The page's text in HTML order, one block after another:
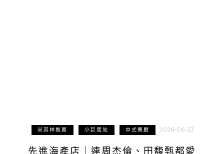
米其林推薦 小巨蛋站 中式餐廳 2026-06-23
先進海產店｜連周杰倫、田馥甄都愛